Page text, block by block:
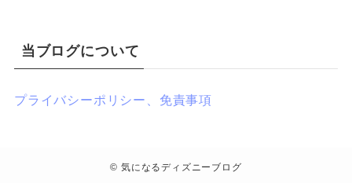
当ブログについて
プライバシーポリシー、免責事項
© 気になるディズニーブログ